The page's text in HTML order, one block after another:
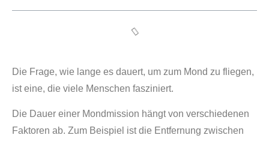
Die Frage, wie lange es dauert, um zum Mond zu fliegen,
ist eine, die viele Menschen fasziniert.
Die Dauer einer Mondmission hängt von verschiedenen
Faktoren ab. Zum Beispiel ist die Entfernung zwischen